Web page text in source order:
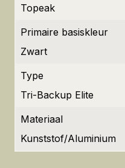
Topeak
Primaire basiskleur
Zwart
Type
Tri-Backup Elite
Materiaal
Kunststof/Aluminium